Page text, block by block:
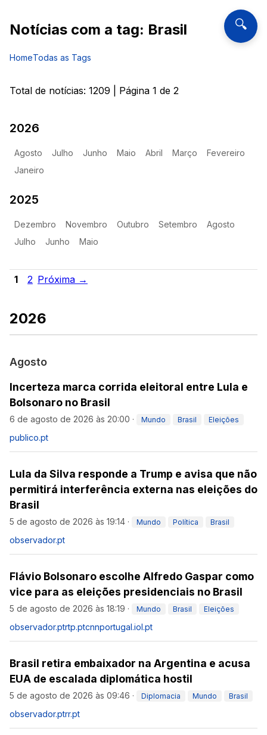
🔍
Notícias com a tag: Brasil
HomeTodas as Tags
Total de notícias: 1209 | Página 1 de 2
2026
Agosto Julho Junho Maio Abril Março
Fevereiro
Janeiro
2025
Dezembro Novembro Outubro Setembro
Agosto
Julho
Junho Maio
1 2 Próxima →
2026
Agosto
Incerteza marca corrida eleitoral entre Lula e
Bolsonaro no Brasil
6 de agosto de 2026 às 20:00 · Mundo Brasil Eleições
publico.pt
Lula da Silva responde a Trump e avisa que não
permitirá interferência externa nas eleições do
Brasil
5 de agosto de 2026 às 19:14 · Mundo Política Brasil
observador.pt
Flávio Bolsonaro escolhe Alfredo Gaspar como
vice para as eleições presidenciais no Brasil
5 de agosto de 2026 às 18:19 · Mundo Brasil Eleições
observador.ptrtp.ptcnnportugal.iol.pt
Brasil retira embaixador na Argentina e acusa
EUA de escalada diplomática hostil
5 de agosto de 2026 às 09:46 · Diplomacia Mundo Brasil
observador.ptrr.pt